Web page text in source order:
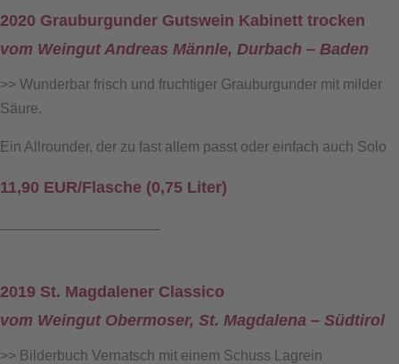
2020 Grauburgunder Gutswein Kabinett trocken
vom Weingut Andreas Männle, Durbach – Baden
>> Wunderbar frisch und fruchtiger Grauburgunder mit milder
Säure.
Ein Allrounder, der zu fast allem passt oder einfach auch Solo
11,90 EUR/Flasche (0,75 Liter)
2019 St. Magdalener Classico
vom Weingut Obermoser, St. Magdalena – Südtirol
>> Bilderbuch Vernatsch mit einem Schuss Lagrein